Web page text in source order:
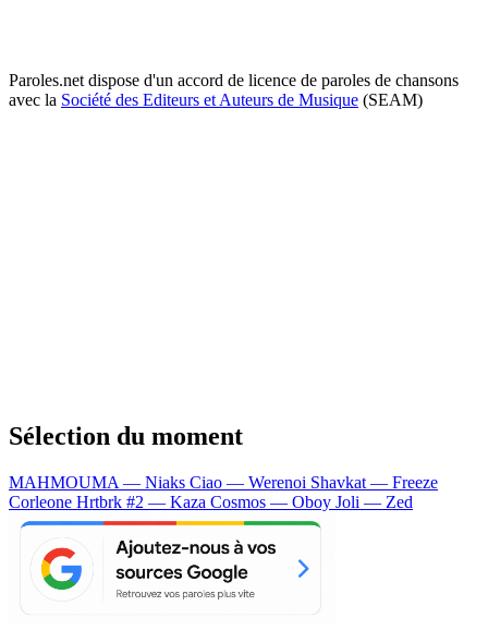
Paroles.net dispose d'un accord de licence de paroles de chansons
avec la Société des Editeurs et Auteurs de Musique (SEAM)
Sélection du moment
MAHMOUMA — Niaks Ciao — Werenoi Shavkat — Freeze
Corleone Hrtbrk #2 — Kaza Cosmos — Oboy Joli — Zed